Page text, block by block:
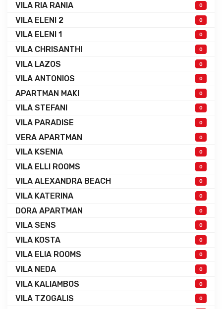
VILA RIA RANIA 0
VILA ELENI 2 0
VILA ELENI 1 0
VILA CHRISANTHI 0
VILA LAZOS 0
VILA ANTONIOS 0
APARTMAN MAKI 0
VILA STEFANI 0
VILA PARADISE 0
VERA APARTMAN 0
VILA KSENIA 0
VILA ELLI ROOMS 0
VILA ALEXANDRA BEACH 0
VILA KATERINA 0
DORA APARTMAN 0
VILA SENS 0
VILA KOSTA 0
VILA ELIA ROOMS 0
VILA NEDA 0
VILA KALIAMBOS 0
VILA TZOGALIS 0